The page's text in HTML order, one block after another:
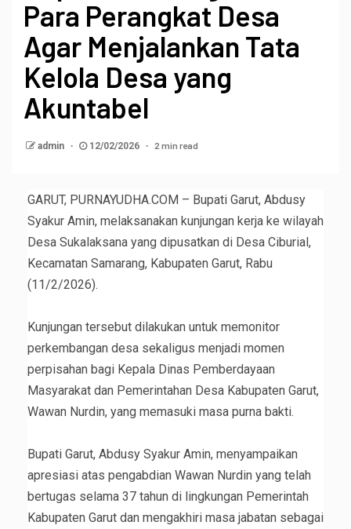
Para Perangkat Desa
Agar Menjalankan Tata
Kelola Desa yang
Akuntabel
admin 12/02/2026 2 min read
GARUT, PURNAYUDHA.COM – Bupati Garut, Abdusy
Syakur Amin, melaksanakan kunjungan kerja ke wilayah
Desa Sukalaksana yang dipusatkan di Desa Ciburial,
Kecamatan Samarang, Kabupaten Garut, Rabu
(11/2/2026).
‎Kunjungan tersebut dilakukan untuk memonitor
perkembangan desa sekaligus menjadi momen
perpisahan bagi Kepala Dinas Pemberdayaan
Masyarakat dan Pemerintahan Desa Kabupaten Garut,
Wawan Nurdin, yang memasuki masa purna bakti.
‎Bupati Garut, Abdusy Syakur Amin, menyampaikan
apresiasi atas pengabdian Wawan Nurdin yang telah
bertugas selama 37 tahun di lingkungan Pemerintah
Kabupaten Garut dan mengakhiri masa jabatan sebagai